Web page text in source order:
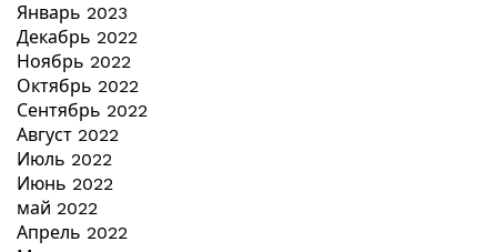
Январь 2023
Декабрь 2022
Ноябрь 2022
Октябрь 2022
Сентябрь 2022
Август 2022
Июль 2022
Июнь 2022
май 2022
Апрель 2022